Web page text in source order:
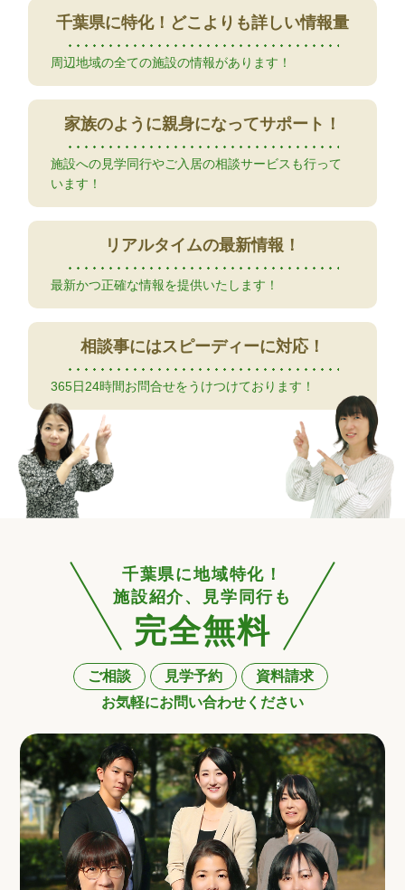
千葉県に特化！ どこよりも詳しい情報量
周辺地域の全ての施設の情報があります！
家族のように親身になってサポート！
施設への見学同行やご入居の相談サービスも行って
います！
リアルタイムの最新情報！
最新かつ正確な情報を提供いたします！
相談事にはスピーディーに対応！
365日24時間お問合せをうけつけております！
千葉県に地域特化！
施設紹介、見学同行も
完全無料
ご相談 見学予約
資料請求
お気軽にお問い合わせください